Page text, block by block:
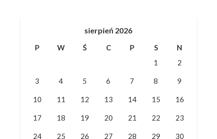
sierpień 2026
P W Ś C P S
N
1
2
3 4 5 6 7 8 9
10 11 12 13 14 15 16
17 18 19 20 21 22 23
24 25 26 27 28 29 30